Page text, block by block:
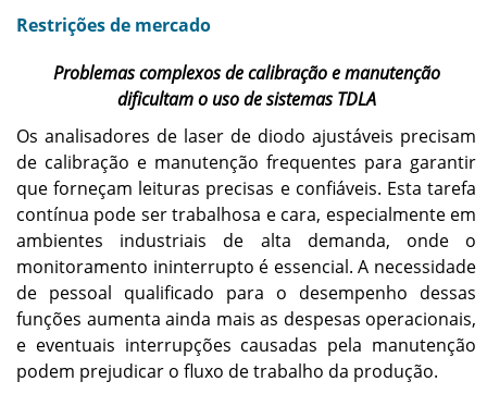
Restrições de mercado
Problemas complexos de calibração e manutenção
dificultam o uso de sistemas TDLA
Os analisadores de laser de diodo ajustáveis ​​precisam
de calibração e manutenção frequentes para garantir
que forneçam leituras precisas e confiáveis. Esta tarefa
contínua pode ser trabalhosa e cara, especialmente em
ambientes industriais de alta demanda, onde o
monitoramento ininterrupto é essencial. A necessidade
de pessoal qualificado para o desempenho dessas
funções aumenta ainda mais as despesas operacionais,
e eventuais interrupções causadas pela manutenção
podem prejudicar o fluxo de trabalho da produção.